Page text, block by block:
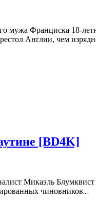
мужа Франциска 18-
Англии, чем
[BD4K]
Микаэль
чиновников...